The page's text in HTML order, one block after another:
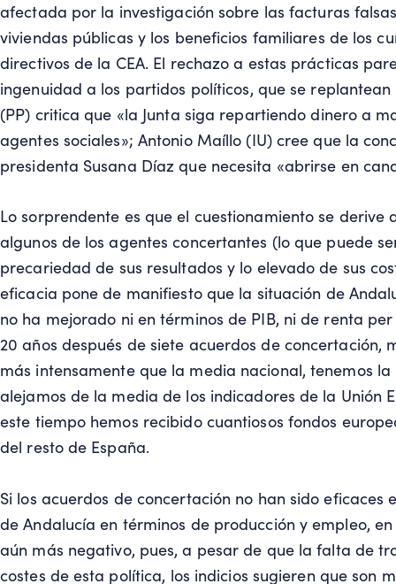
afectada por la investigación sobre las facturas
viviendas públicas y los beneficios familiares de los
directivos de la CEA. El rechazo a estas prácticas
ingenuidad a los partidos políticos, que se replantean
(PP) critica que «la Junta siga repartiendo dinero a
agentes sociales»; Antonio Maíllo (IU) cree que la
presidenta Susana Díaz que necesita «abrirse en
Lo sorprendente es que el cuestionamiento se
algunos de los agentes concertantes (lo que puede
precariedad de sus resultados y lo elevado de sus
eficacia pone de manifiesto que la situación de
no ha mejorado ni en términos de PIB, ni de renta
20 años después de siete acuerdos de concertación,
más intensamente que la media nacional, tenemos
alejamos de la media de los indicadores de la Unión
este tiempo hemos recibido cuantiosos fondos
del resto de España.
Si los acuerdos de concertación no han sido eficaces
de Andalucía en términos de producción y empleo,
aún más negativo, pues, a pesar de que la falta de
costes de esta política, los indicios sugieren que son